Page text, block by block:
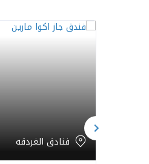
فنادق الغردقه